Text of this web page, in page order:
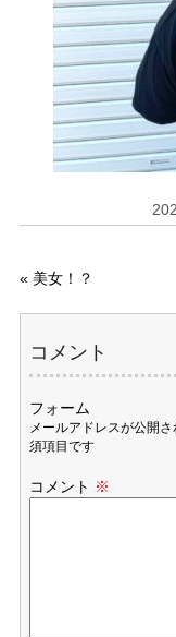
« 美女！？
コメント
フォーム
メールアドレスが公開さ
須項目です
コメント ※